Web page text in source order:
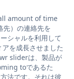
amount of time
先）の連絡先を
シャルを利用して
を成長させました
sliderは、製品が
toであるた
法です。それは彼